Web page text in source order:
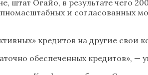
штат Огайо, в результате чего
и согласованных
кредитов на другие свои
обеспеченных кредитов», —